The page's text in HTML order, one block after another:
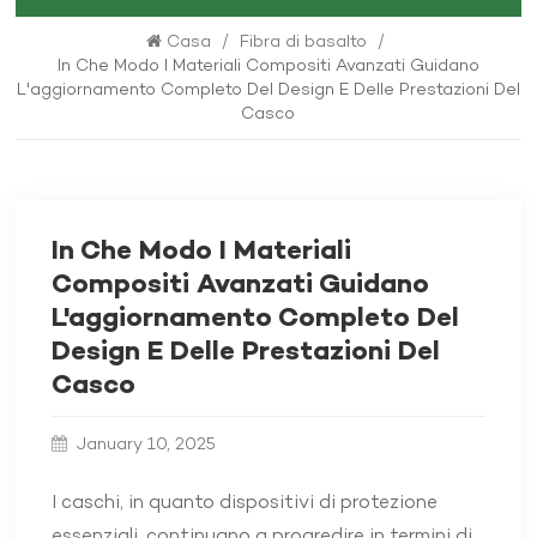
Casa / Fibra di basalto /
In Che Modo I Materiali Compositi Avanzati Guidano
L'aggiornamento Completo Del Design E Delle Prestazioni Del
Casco
In Che Modo I Materiali
Compositi Avanzati Guidano
L'aggiornamento Completo Del
Design E Delle Prestazioni Del
Casco
January 10, 2025
I caschi, in quanto dispositivi di protezione